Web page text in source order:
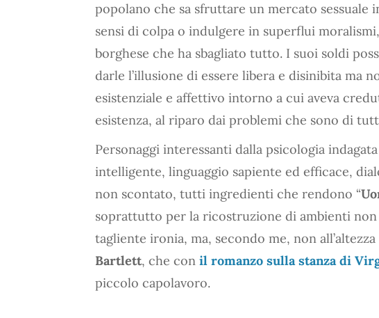
popolano che sa sfruttare un mercato sessuale
sensi di colpa o indulgere in superflui
borghese che ha sbagliato tutto. I suoi soldi
darle l’illusione di essere libera e disinibita ma
esistenziale e affettivo intorno a cui aveva
esistenza, al riparo dai problemi che sono di
Personaggi interessanti dalla psicologia
intelligente, linguaggio sapiente ed efficace,
non scontato, tutti ingredienti che rendono “
soprattutto per la ricostruzione di ambienti
tagliente ironia, ma, secondo me, non
Bartlett, che con il romanzo sulla stanza di
piccolo capolavoro.